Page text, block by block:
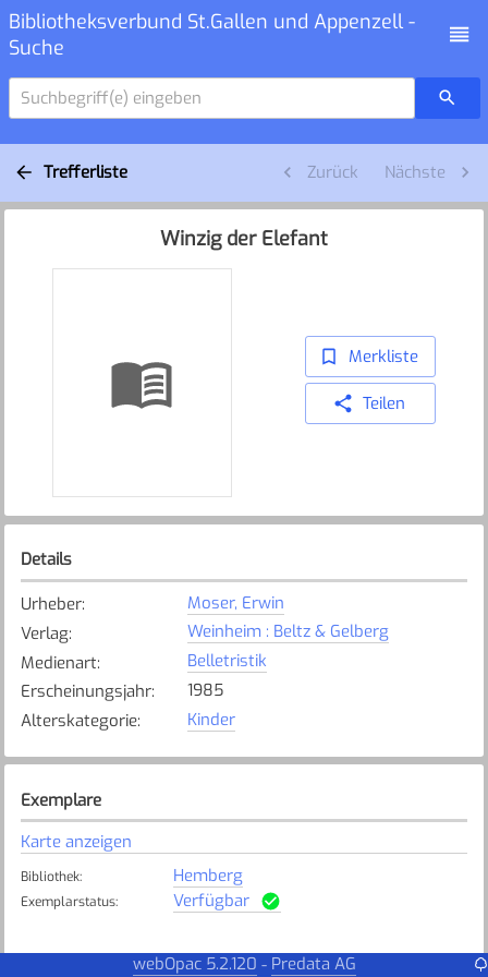
Bibliotheksverbund St.Gallen und Appenzell -
Suche
Suchbegriff(e) eingeben
Trefferliste Zurück Nächste
Winzig der Elefant
Merkliste
Teilen
Details
Urheber:
Moser, Erwin
Verlag:
Weinheim : Beltz & Gelberg
Medienart:
Belletristik
Erscheinungsjahr:
1985
Alterskategorie: Kinder
Exemplare
Karte anzeigen
Bibliothek: Hemberg
Exemplarstatus: Verfügbar
webOpac 5.2.120 - Predata AG